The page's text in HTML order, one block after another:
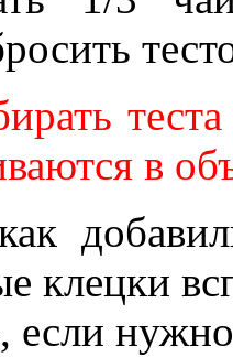
в
клецки
если